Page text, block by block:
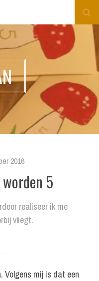
2016
5
realiseer ik me
vliegt.
Volgens mij is dat een